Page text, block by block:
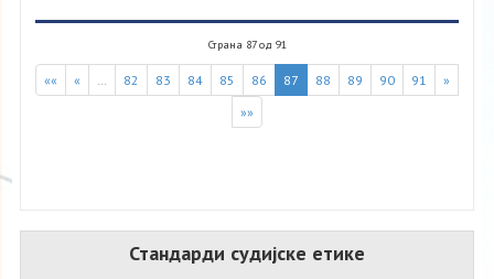
Страна 87 од 91
«« « 82 83 84 85 86 87 88 89 90 91
»
»»
Стандарди судијске етике